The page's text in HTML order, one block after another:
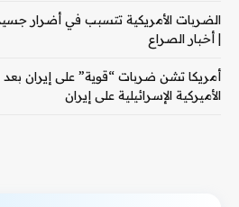
الضربات الأمريكية تتسبب في أضرار
| أخبار الصراع
أمريكا تشن ضربات “قوية” على إيران بعد
الأميركية الإسرائيلية على إيران